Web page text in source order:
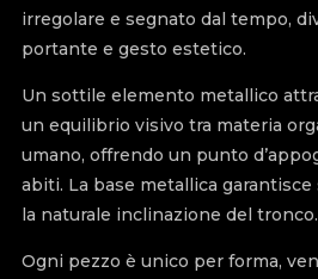
irregolare e segnato dal tempo,
portante e gesto estetico.
Un sottile elemento metallico
un equilibrio visivo tra materia
umano, offrendo un punto
abiti. La base metallica
la naturale inclinazione del tronco.
Ogni pezzo è unico per forma,